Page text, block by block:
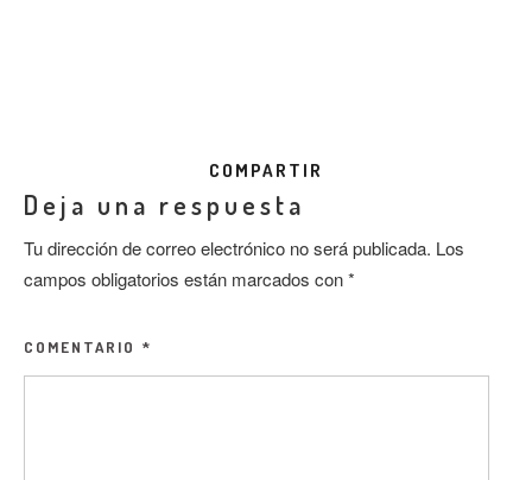
COMPARTIR
Deja una respuesta
Tu dirección de correo electrónico no será publicada. Los
campos obligatorios están marcados con*
COMENTARIO *